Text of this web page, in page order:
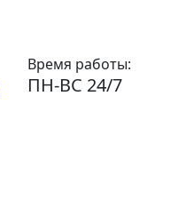
Время работы:
ПН-ВС 24/7